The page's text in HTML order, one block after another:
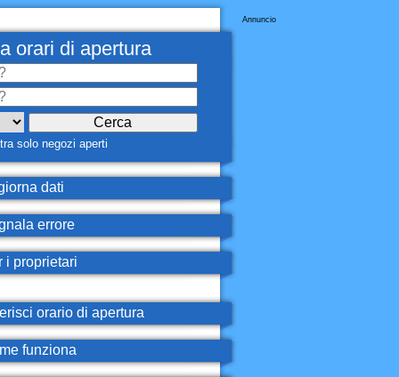
Annuncio
orari di apertura
solo negozi aperti
dati
errore
i proprietari
orario di apertura
funziona